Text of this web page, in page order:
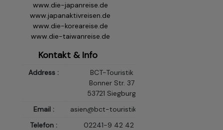
www.die-japanreise.de
www.japanaktivreisen.de
www.die-koreareise.de
www.die-taiwanreise.de
Kontakt & Info
Address :
BCT-Touristik
Bonner Str. 37
53721 Siegburg
Email :
asien@bct-touristik.com
Telefon :
02241-9 42 42 11